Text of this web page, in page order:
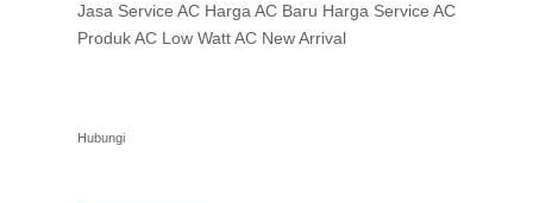
Jasa Service AC Harga AC Baru Harga Service AC
Produk AC Low Watt AC New Arrival
Hubungi